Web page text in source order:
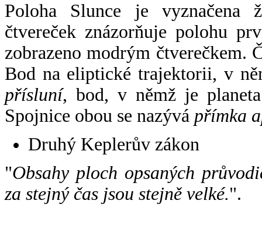
Poloha Slunce je vyznačena
čtvereček znázorňuje polohu
zobrazeno modrým čtverečkem.
Bod na eliptické trajektorii, v
přísluní, bod, v němž je
Spojnice obou se nazývá přímka
Druhý Keplerův zákon
"Obsahy ploch opsaných
za stejný čas jsou stejně velké.".